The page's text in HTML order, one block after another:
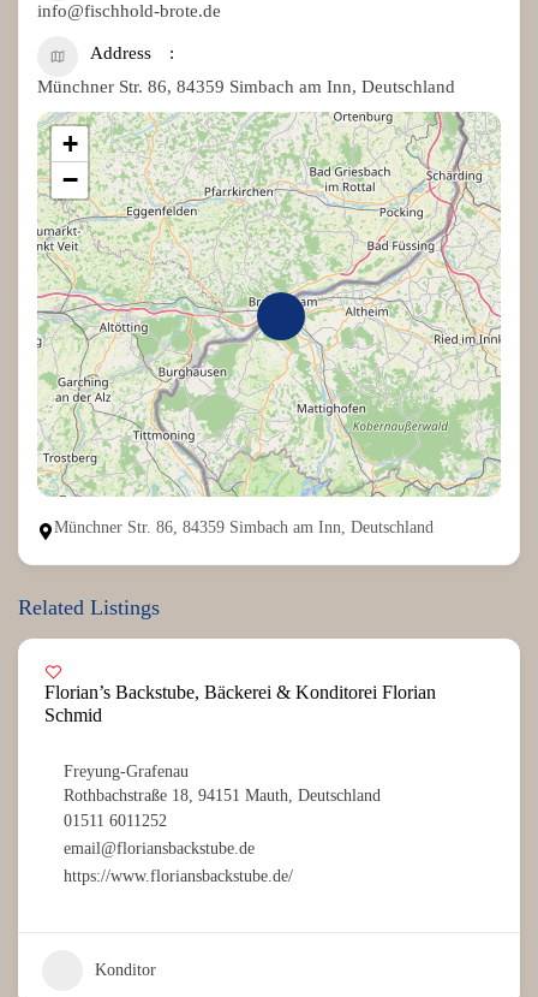
info@fischhold-brote.de
Address
Münchner Str. 86, 84359 Simbach am Inn, Deutschland
+
−
Münchner Str. 86, 84359 Simbach am Inn, Deutschland
Related Listings
Florian’s Backstube, Bäckerei & Konditorei Florian
Schmid
Freyung-Grafenau
Rothbachstraße 18, 94151 Mauth, Deutschland
01511 6011252
email@floriansbackstube.de
https://www.floriansbackstube.de/
Konditor